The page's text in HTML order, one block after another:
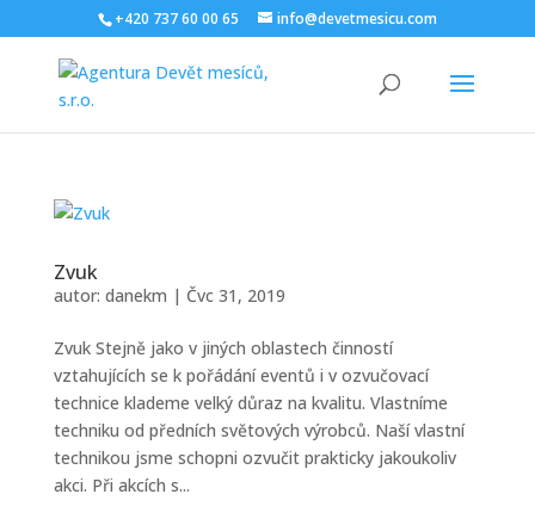
+420 737 60 00 65 info@devetmesicu.com
Zvuk
autor: danekm | Čvc 31, 2019
Zvuk Stejně jako v jiných oblastech činností
vztahujících se k pořádání eventů i v ozvučovací
technice klademe velký důraz na kvalitu. Vlastníme
techniku od předních světových výrobců. Naší vlastní
technikou jsme schopni ozvučit prakticky jakoukoliv
akci. Při akcích s...